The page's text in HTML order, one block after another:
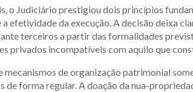
o Judiciário prestigiou dois princípios
efetividade da execução. A decisão deixa
terceiros a partir das formalidades
privados incompatíveis com aquilo que
mecanismos de organização patrimonial
forma regular. A doação da nua-